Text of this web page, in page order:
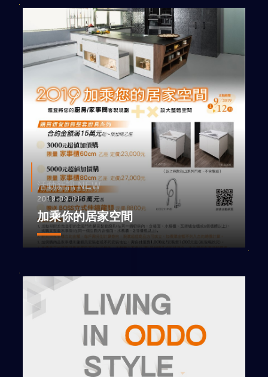
活動新訊 NEW
2019-09-01
加乘你的居家空間